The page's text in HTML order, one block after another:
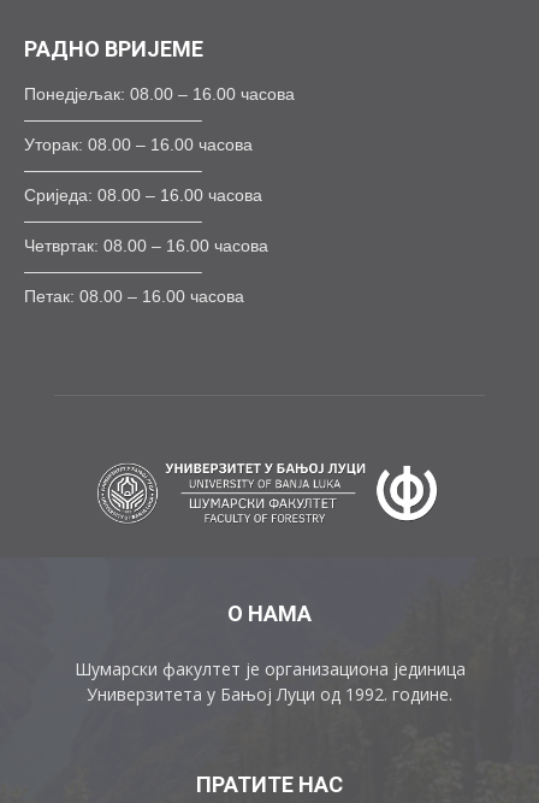
РАДНО ВРИЈЕМЕ
Понедјељак: 08.00 – 16.00 часова
——————————–
Уторак: 08.00 – 16.00 часова
——————————–
Сриједа: 08.00 – 16.00 часова
——————————–
Четвртак: 08.00 – 16.00 часова
——————————–
Петак: 08.00 – 16.00 часова
О НАМА
Шумарски факултет је организациона јединица
Универзитета у Бањој Луци од 1992. године.
ПРАТИТЕ НАС